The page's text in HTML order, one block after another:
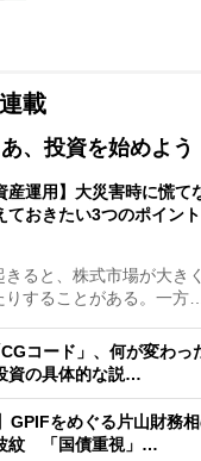
載
、投資を始めよう
産運用】大災害時に慌て
ておきたい3つのポイン
ると、株式市場が大き
することがある。一方…
コード」、何が変わっ
の具体的な説…
GPIFをめぐる片山財務
紋 「国債重視」…